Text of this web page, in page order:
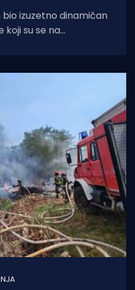
bio izuzetno dinamičan
koji su se na